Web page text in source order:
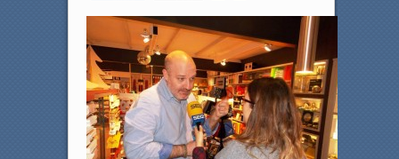
c
e
b
o
o
k
i
t
t
e
r